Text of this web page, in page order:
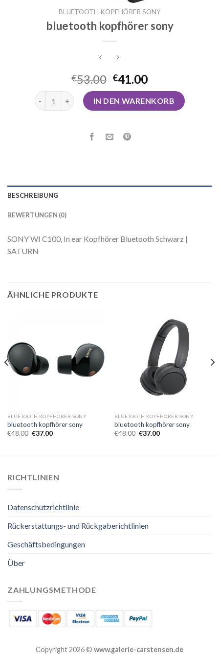
BLUETOOTH KOPFHÖRER SONY
bluetooth kopfhörer sony
€53.00 €41.00
bluetooth kopfhörer sony Menge
IN DEN WARENKORB
BESCHREIBUNG
BEWERTUNGEN (0)
SONY WI C100, In ear Kopfhörer Bluetooth Schwarz |
SATURN
ÄHNLICHE PRODUKTE
BLUETOOTH KOPFHÖRER SONY
bluetooth kopfhörer sony
€48.00 €37.00
BLUETOOTH KOPFHÖRER SONY
bluetooth kopfhörer sony
€48.00 €37.00
RICHTLINIEN
Datenschutzrichtlinie
Rückerstattungs- und Rückgaberichtlinien
Geschäftsbedingungen
Über
ZAHLUNGSMETHODE
Copyright 2026 © www.galerie-carstensen.de